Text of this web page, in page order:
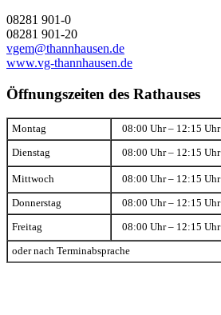
08281 901-0
08281 901-20
vgem@thannhausen.de
www.vg-thannhausen.de
Öffnungszeiten des Rathauses
Montag 08:00 Uhr – 12:15 Uhr
Dienstag 08:00 Uhr – 12:15 Uhr
Mittwoch 08:00 Uhr – 12:15 Uhr
Donnerstag 08:00 Uhr – 12:15 Uhr
Freitag 08:00 Uhr – 12:15 Uhr
oder nach Terminabsprache